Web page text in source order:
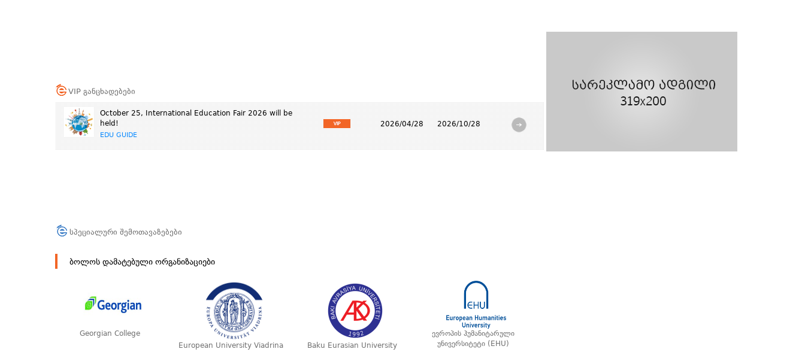
VIP განცხადებები
October 25, International Education Fair 2026 will be
held!
EDU GUIDE
2026/04/28 2026/10/28
სპეციალური შემოთავაზებები
ბოლოს დამატებული ორგანიზაციები
Georgian College
European University Viadrina
Baku Eurasian University
ევროპის ჰუმანიტარული
უნივერსიტეტი (EHU)